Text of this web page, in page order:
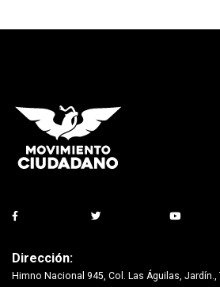
Dirección:
Himno Nacional 945, Col. Las Águilas, Jardín.,